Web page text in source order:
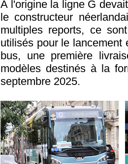
A l'origine la ligne G
le constructeur
multiples reports, ce
utilisés pour le lancement
bus, une première
modèles destinés à la
septembre 2025.